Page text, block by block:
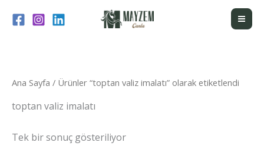
atla
Ana Sayfa / Ürünler “toptan valiz imalatı” olarak etiketlendi
toptan valiz imalatı
Tek bir sonuç gösteriliyor